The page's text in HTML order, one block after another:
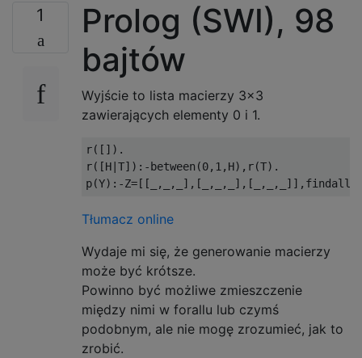
XXX
.X.
.XX
...
.X.
..X
.X.
.X.
.X.
.XX
.XX
.X.
.XX
1
Prolog (SWI), 98
bajtów
Wyjście to lista macierzy 3x3
zawierających elementy 0 i 1.
r([]).
r([H|T]):-between(0,1,H),r(T).
Tłumacz online
Wydaje mi się, że generowanie macierzy
może być krótsze.
Powinno być możliwe zmieszczenie
między nimi w forallu lub czymś
podobnym, ale nie mogę zrozumieć, jak to
zrobić.